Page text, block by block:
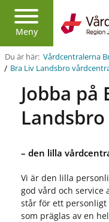
Meny
Region
Jönköpings
län
Du är här: Vårdcentralerna
/ Bra Liv Landsbro
Jobba på
– den lilla
Vi är den lilla
god vård och service
står för ett
som präglas av en